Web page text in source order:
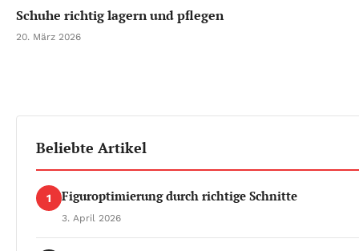
Schuhe richtig lagern und pflegen
20. März 2026
Beliebte Artikel
1 Figuroptimierung durch richtige Schnitte
3. April 2026